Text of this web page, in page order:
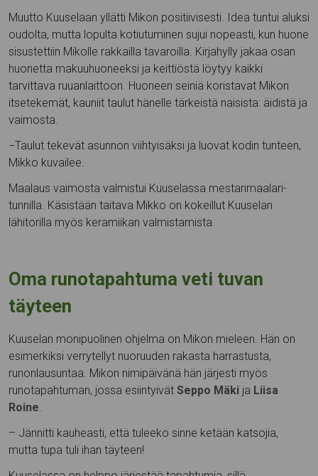
Muutto Kuuselaan yllätti Mikon positiivisesti. Idea tuntui aluksi
oudolta, mutta lopulta kotiutuminen sujui nopeasti, kun huone
sisustettiin Mikolle rakkailla tavaroilla. Kirjahylly jakaa osan
huonetta makuuhuoneeksi ja keittiöstä löytyy kaikki
tarvittava ruuanlaittoon. Huoneen seiniä koristavat Mikon
itsetekemät, kauniit taulut hänelle tärkeistä naisista: äidistä ja
vaimosta.
−­Taulut tekevät asunnon viihtyisäksi ja luovat kodin tunteen,
Mikko kuvailee.
Maalaus vaimosta valmistui Kuuselassa mestarimaalari-
tunnilla. Käsistään taitava Mikko on kokeillut Kuuselan
lähitorilla myös keramiikan valmistamista.
Oma runotapahtuma veti tuvan
täyteen
Kuuselan monipuolinen ohjelma on Mikon mieleen. Hän on
esimerkiksi verrytellyt nuoruuden rakasta harrastusta,
runonlausuntaa. Mikon nimipäivänä hän järjesti myös
runotapahtuman, jossa esiintyivät Seppo Mäki ja Liisa
Roine.
– Jännitti kauheasti, että tuleeko sinne ketään katsojia,
mutta tupa tuli ihan täyteen!